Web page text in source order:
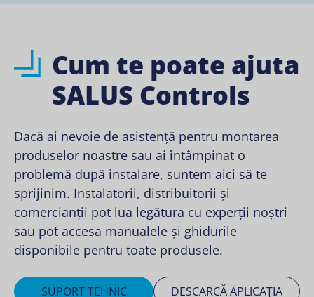
Cum te poate ajuta
SALUS Controls
Dacă ai nevoie de asistență pentru montarea
produselor noastre sau ai întâmpinat o
problemă după instalare, suntem aici să te
sprijinim. Instalatorii, distribuitorii și
comercianții pot lua legătura cu experții noștri
sau pot accesa manualele și ghidurile
disponibile pentru toate produsele.
SUPORT TEHNIC DESCARCǍ APLICAȚIA